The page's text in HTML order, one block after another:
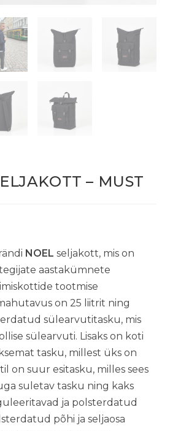
– MUST
NOELseljakott, mis on
aastakümnete
tootmise
on 25 liitrit ning
sülearvutitasku, mis
sülearvuti. Lisaks on koti
tasku, millest üks on
on suur esitasku, milles sees
suletav tasku ning kaks
ja polsterdatud
põhi ja seljaosa